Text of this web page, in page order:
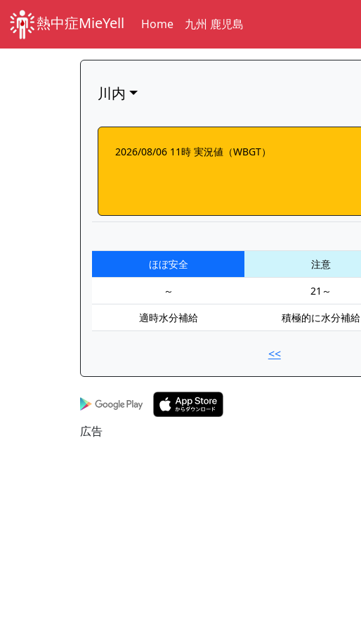
熱中症MieYell Home 九州 鹿児島
川内
2026/08/06 11時 実況値（WBGT）
ほぼ安全 注意
～
21～
適時水分補給
積極的に水分補給
<<
広告